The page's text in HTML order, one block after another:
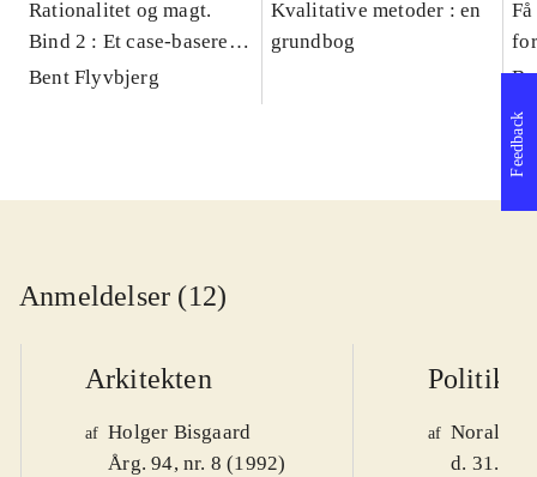
Rationalitet og magt.
Bind 2 : Et case-baseret
studie af planlægning,
Bent Flyvbjerg
Kvalitative metoder : en
grundbog
Anmeldelser (12)
Arkitekten
af Holger Bisgaard
Årg. 94, nr. 8 (1992)
Politiken
af Noralv
d. 31.
Feedback